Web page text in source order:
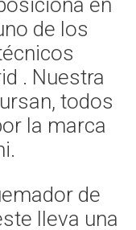
en
de los
. Nuestra
todos
la marca
de
lleva una